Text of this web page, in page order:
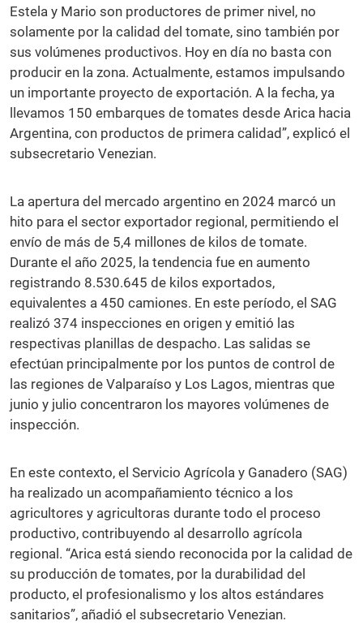
Estela y Mario son productores de primer nivel, no
solamente por la calidad del tomate, sino también por
sus volúmenes productivos. Hoy en día no basta con
producir en la zona. Actualmente, estamos impulsando
un importante proyecto de exportación. A la fecha, ya
llevamos 150 embarques de tomates desde Arica hacia
Argentina, con productos de primera calidad”, explicó el
subsecretario Venezian.
La apertura del mercado argentino en 2024 marcó un
hito para el sector exportador regional, permitiendo el
envío de más de 5,4 millones de kilos de tomate.
Durante el año 2025, la tendencia fue en aumento
registrando 8.530.645 de kilos exportados,
equivalentes a 450 camiones. En este período, el SAG
realizó 374 inspecciones en origen y emitió las
respectivas planillas de despacho. Las salidas se
efectúan principalmente por los puntos de control de
las regiones de Valparaíso y Los Lagos, mientras que
junio y julio concentraron los mayores volúmenes de
inspección.
En este contexto, el Servicio Agrícola y Ganadero (SAG)
ha realizado un acompañamiento técnico a los
agricultores y agricultoras durante todo el proceso
productivo, contribuyendo al desarrollo agrícola
regional. “Arica está siendo reconocida por la calidad de
su producción de tomates, por la durabilidad del
producto, el profesionalismo y los altos estándares
sanitarios”, añadió el subsecretario Venezian.